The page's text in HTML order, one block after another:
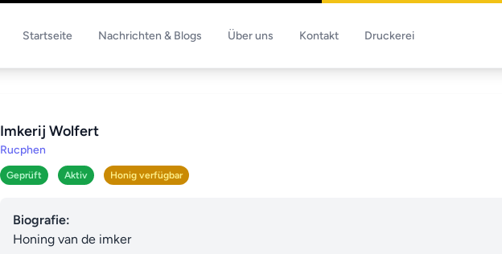
Startseite Nachrichten & Blogs Über uns Kontakt Druckerei
Imkerij Wolfert
Rucphen
Geprüft Aktiv Honig verfügbar
Biografie:
Honing van de imker